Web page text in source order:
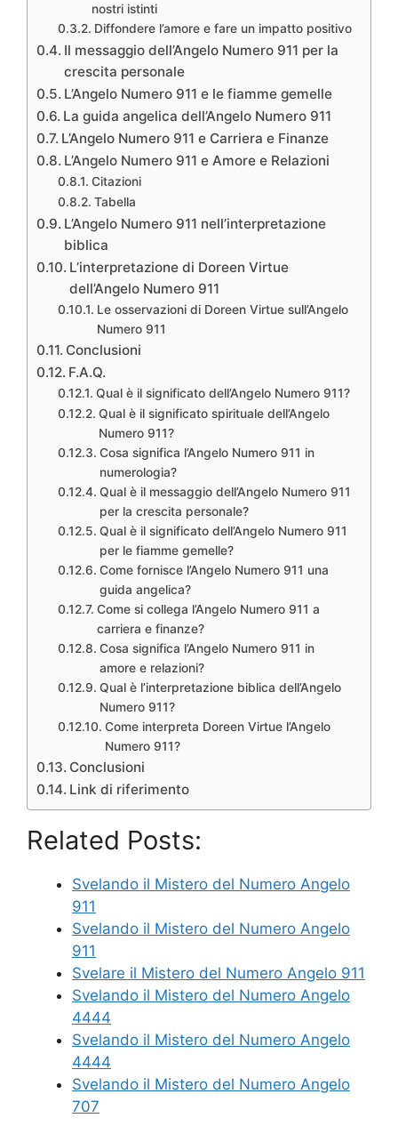
nostri istinti
Diffondere l’amore e fare un impatto positivo
Il messaggio dell’Angelo Numero 911 per la
crescita personale
L’Angelo Numero 911 e le fiamme gemelle
La guida angelica dell’Angelo Numero 911
L’Angelo Numero 911 e Carriera e Finanze
L’Angelo Numero 911 e Amore e Relazioni
Citazioni
Tabella
L’Angelo Numero 911 nell’interpretazione
biblica
L’interpretazione di Doreen Virtue
dell’Angelo Numero 911
Le osservazioni di Doreen Virtue sull’Angelo
Numero 911
Conclusioni
F.A.Q.
Qual è il significato dell’Angelo Numero 911?
Qual è il significato spirituale dell’Angelo
Numero 911?
Cosa significa l’Angelo Numero 911 in
numerologia?
Qual è il messaggio dell’Angelo Numero 911
per la crescita personale?
Qual è il significato dell’Angelo Numero 911
per le fiamme gemelle?
Come fornisce l’Angelo Numero 911 una
guida angelica?
Come si collega l’Angelo Numero 911 a
carriera e finanze?
Cosa significa l’Angelo Numero 911 in
amore e relazioni?
Qual è l’interpretazione biblica dell’Angelo
Numero 911?
Come interpreta Doreen Virtue l’Angelo
Numero 911?
Conclusioni
Link di riferimento
Related Posts:
Svelando il Mistero del Numero Angelo
911
Svelando il Mistero del Numero Angelo
911
Svelare il Mistero del Numero Angelo 911
Svelando il Mistero del Numero Angelo
4444
Svelando il Mistero del Numero Angelo
4444
Svelando il Mistero del Numero Angelo
707